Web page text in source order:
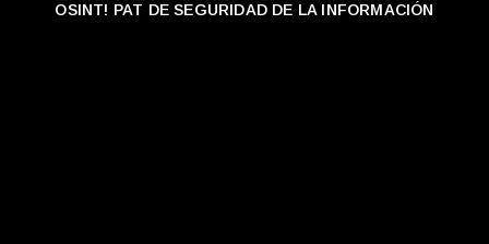
OSINT! PAT DE SEGURIDAD DE LA INFORMACIÓN